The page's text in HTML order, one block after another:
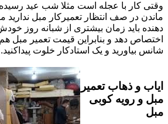
وقتی کار با عجله است مثلا شب عید
ماندن در صف انتظار تعمیرکار مبل
دهنده باید زمان بیشتری از شبانه روز
اختصاص دهد و بنابراین قیمت تعمیر مبل
شانس بیاورید و یک استادکار خلوت پیداکنید.
ایاب و ذهاب تعمیر
مبل و رویه کوبی
مبل